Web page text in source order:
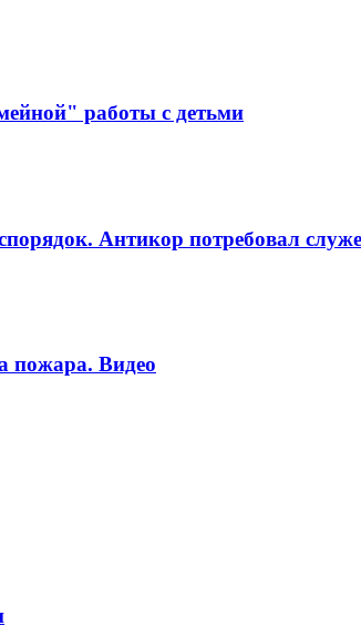
работы с детьми
Антикор потребовал
пожара. Видео